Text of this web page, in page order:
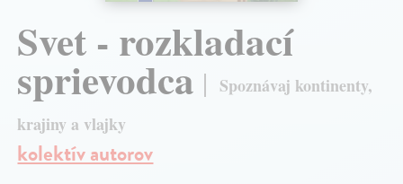
Svet - rozkladací
sprievodca
Spoznávaj kontinenty,
krajiny a vlajky
kolektív autorov